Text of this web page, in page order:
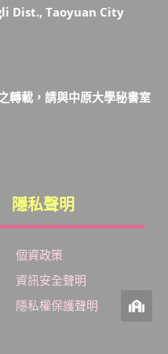
Dist., Taoyuan City
轉載，請與中原大學秘書室
隱私聲明
個資政策
資訊安全聲明
隱私權保護聲明